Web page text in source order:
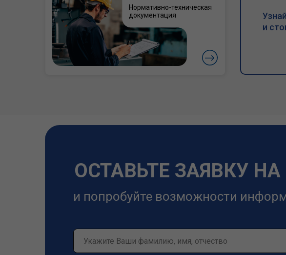
Нормативно-техническая
документация
и
и попробуйте возможности
ОСТАВЬТЕ ЗАЯВКУ